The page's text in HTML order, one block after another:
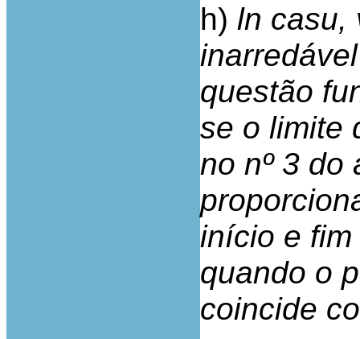
h) ln casu,
questão
se o limite
no nº 3 do
início e
quando o
coincide